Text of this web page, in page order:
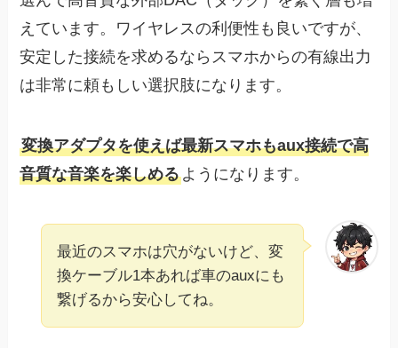
えています。ワイヤレスの利便性も良いですが、
安定した接続を求めるならスマホからの有線出力
は非常に頼もしい選択肢になります。
変換アダプタを使えば最新スマホもaux接続で高
音質な音楽を楽しめるようになります。
最近のスマホは穴がないけど、変
換ケーブル1本あれば車のauxにも
繋げるから安心してね。